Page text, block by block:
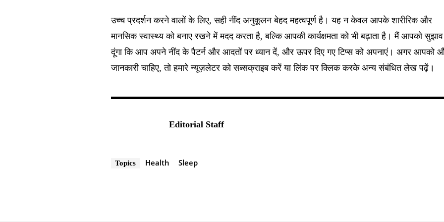
उच्च प्रदर्शन करने वालों के लिए, सही नींद अनुकूलन बेहद महत्वपूर्ण है। यह न केवल आपके शारीरिक और
मानसिक स्वास्थ्य को बनाए रखने में मदद करता है, बल्कि आपकी कार्यक्षमता को भी बढ़ाता है। मैं आपको सुझाव
दूंगा कि आप अपने नींद के पैटर्न और आदतों पर ध्यान दें, और ऊपर दिए गए टिप्स को अपनाएं। अगर आपको
जानकारी चाहिए, तो हमारे न्यूज़लेटर को सब्सक्राइब करें या लिंक पर क्लिक करके अन्य संबंधित लेख पढ़ें।
Editorial Staff
Topics Health Sleep